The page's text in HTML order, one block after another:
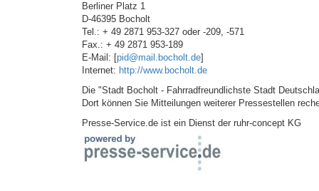
Berliner Platz 1
D-46395 Bocholt
Tel.: + 49 2871 953-327 oder -209, -571
Fax.: + 49 2871 953-189
E-Mail: [pid@mail.bocholt.de]
Internet: http://www.bocholt.de
Die "Stadt Bocholt - Fahrradfreundlichste Stadt
Dort können Sie Mitteilungen weiterer Pressestellen
Presse-Service.de ist ein Dienst der ruhr-concept KG